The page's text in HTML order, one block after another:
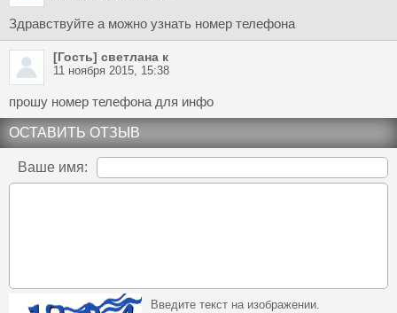
Здравствуйте а можно узнать номер телефона
[Гость] cветлана к
11 ноября 2015, 15:38
прошу номер телефона для инфо
ОСТАВИТЬ ОТЗЫВ
Ваше имя:
Введите текст на изображении.